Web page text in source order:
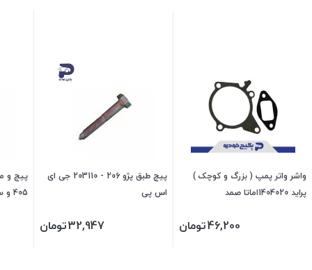
واشر واتر پمپ ( بزرگ و کوچک )
پراید 1404020اماتا صمد
46,200تومان
پیچ طبق پژو 206 - 203110 جی ای
اس پی
32,947تومان
پیچ و